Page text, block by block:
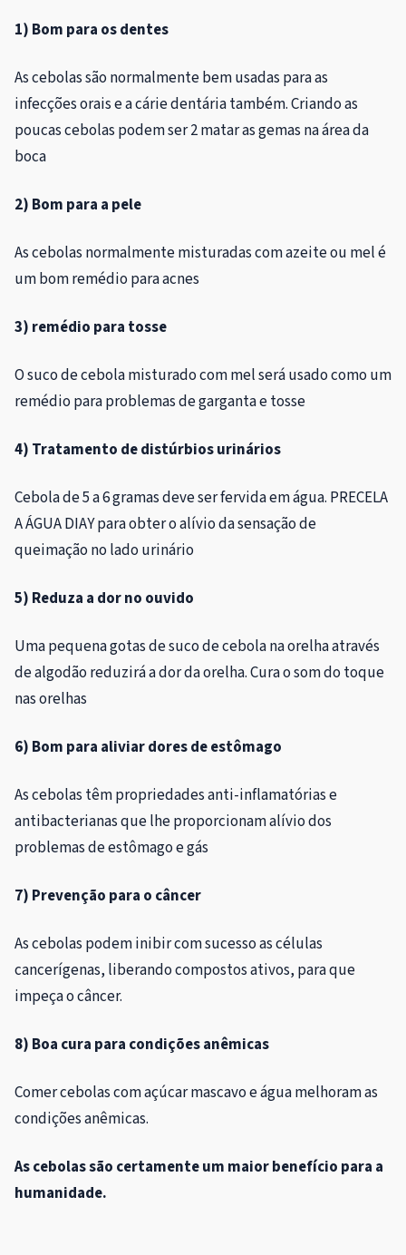
1) Bom para os dentes
As cebolas são normalmente bem usadas para as
infecções orais e a cárie dentária também. Criando as
poucas cebolas podem ser 2 matar as gemas na área da
boca
2) Bom para a pele
As cebolas normalmente misturadas com azeite ou mel é
um bom remédio para acnes
3) remédio para tosse
O suco de cebola misturado com mel será usado como um
remédio para problemas de garganta e tosse
4) Tratamento de distúrbios urinários
Cebola de 5 a 6 gramas deve ser fervida em água. PRECELA
A ÁGUA DIAY para obter o alívio da sensação de
queimação no lado urinário
5) Reduza a dor no ouvido
Uma pequena gotas de suco de cebola na orelha através
de algodão reduzirá a dor da orelha. Cura o som do toque
nas orelhas
6) Bom para aliviar dores de estômago
As cebolas têm propriedades anti-inflamatórias e
antibacterianas que lhe proporcionam alívio dos
problemas de estômago e gás
7) Prevenção para o câncer
As cebolas podem inibir com sucesso as células
cancerígenas, liberando compostos ativos, para que
impeça o câncer.
8) Boa cura para condições anêmicas
Comer cebolas com açúcar mascavo e água melhoram as
condições anêmicas.
As cebolas são certamente um maior benefício para a
humanidade.